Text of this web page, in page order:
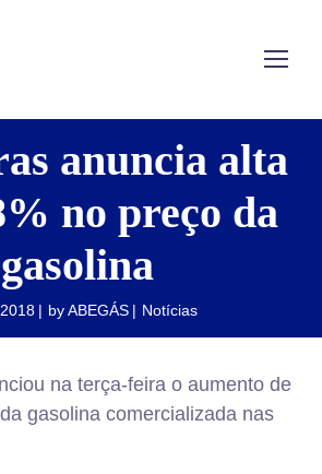
anuncia alta
no preço da
gasolina
byABEGÁS Notícias
na terça-feira o aumento de
gasolina comercializada nas